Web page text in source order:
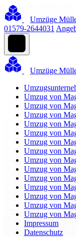
Umzüge
01579-2644031
Umzüge
Umzug von
Umzug von
Umzug von
Umzug von
Umzug von
Umzug von
Umzug von
Umzug von
Umzug von
Umzug von
Umzug von
Umzug von
Umzug von
Umzug von
Impressum
Datenschutz